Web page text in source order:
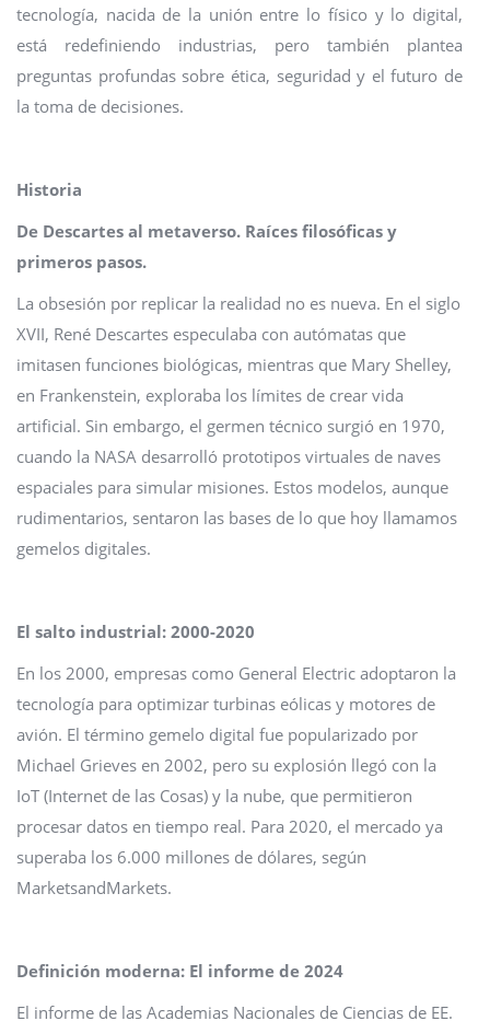
tecnología, nacida de la unión entre lo físico y lo digital,
está redefiniendo industrias, pero también plantea
preguntas profundas sobre ética, seguridad y el futuro de
la toma de decisiones.
Historia
De Descartes al metaverso. Raíces filosóficas y
primeros pasos.
La obsesión por replicar la realidad no es nueva. En el siglo
XVII, René Descartes especulaba con autómatas que
imitasen funciones biológicas, mientras que Mary Shelley,
en Frankenstein, exploraba los límites de crear vida
artificial. Sin embargo, el germen técnico surgió en 1970,
cuando la NASA desarrolló prototipos virtuales de naves
espaciales para simular misiones. Estos modelos, aunque
rudimentarios, sentaron las bases de lo que hoy llamamos
gemelos digitales.
El salto industrial: 2000-2020
En los 2000, empresas como General Electric adoptaron la
tecnología para optimizar turbinas eólicas y motores de
avión. El término gemelo digital fue popularizado por
Michael Grieves en 2002, pero su explosión llegó con la
IoT (Internet de las Cosas) y la nube, que permitieron
procesar datos en tiempo real. Para 2020, el mercado ya
superaba los 6.000 millones de dólares, según
MarketsandMarkets.
Definición moderna: El informe de 2024
El informe de las Academias Nacionales de Ciencias de EE.